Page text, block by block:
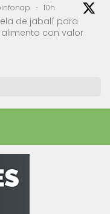
· 10h
de jabalí para
con valor